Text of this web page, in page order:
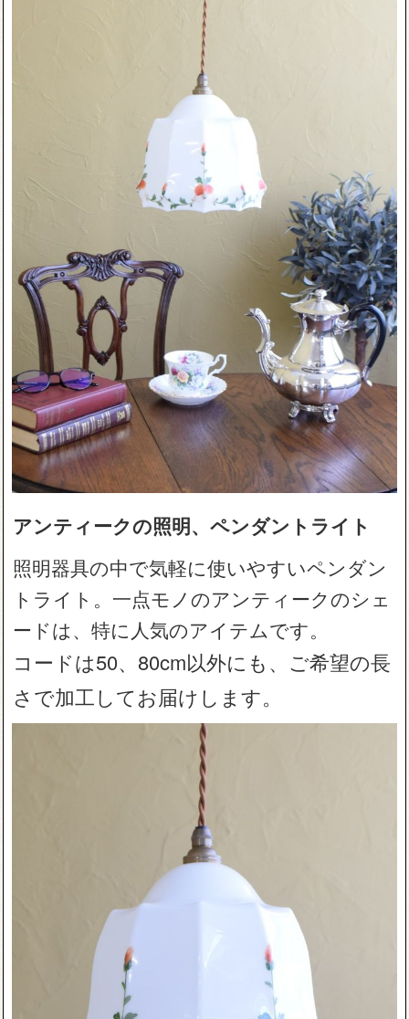
アンティークの照明、ペンダントライト
照明器具の中で気軽に使いやすいペンダン
トライト。一点モノのアンティークのシェ
ードは、特に人気のアイテムです。
コードは50、80cm以外にも、ご希望の長
さで加工してお届けします。